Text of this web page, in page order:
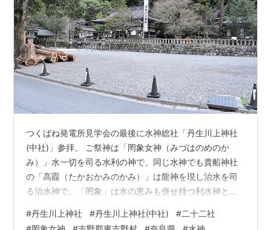
つくばね発電所見学会の最後に水神総社「丹生川上神社
(中社)」参拝。 ご祭神は「罔象女神（みづはのめのか
み）」水一切を司る水利の神で、同じ水神でも貴船神社
の「高龗（たかおかみのかみ）」は龍神を現し治水を司
る治水神で、「罔象」は水の恵みも併せ持つ利水神とさ
わせて「丹生川上神社」と称し朝廷の定めた二十二社中
#丹生川上神社 #丹生川上神社(中社) #二十二社